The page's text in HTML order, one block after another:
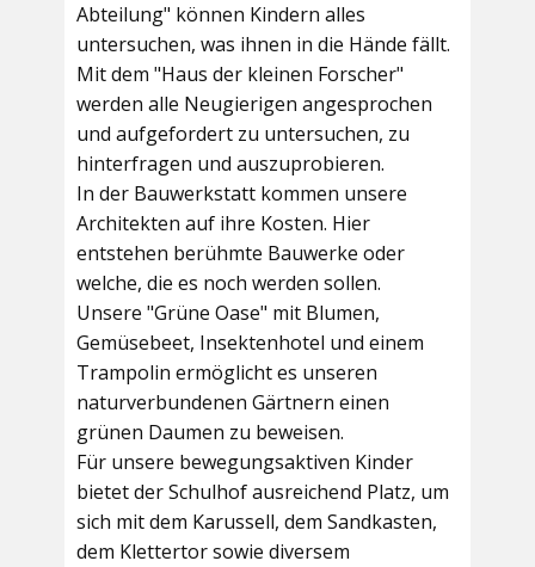
Abteilung" können Kindern alles
untersuchen, was ihnen in die Hände fällt.
Mit dem "Haus der kleinen Forscher"
werden alle Neugierigen angesprochen
und aufgefordert zu untersuchen, zu
hinterfragen und auszuprobieren.
In der Bauwerkstatt kommen unsere
Architekten auf ihre Kosten. Hier
entstehen berühmte Bauwerke oder
welche, die es noch werden sollen.
Unsere "Grüne Oase" mit Blumen,
Gemüsebeet, Insektenhotel und einem
Trampolin ermöglicht es unseren
naturverbundenen Gärtnern einen
grünen Daumen zu beweisen.
Für unsere bewegungsaktiven Kinder
bietet derSchulhofausreichend Platz, um
sich mit dem Karussell, dem Sandkasten,
dem Klettertor sowie diversem